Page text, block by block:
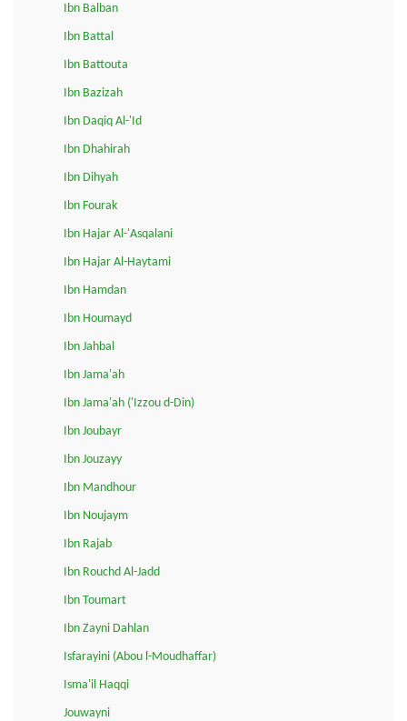
Ibn Balban
Ibn Battal
Ibn Battouta
Ibn Bazizah
Ibn Daqiq Al-'Id
Ibn Dhahirah
Ibn Dihyah
Ibn Fourak
Ibn Hajar Al-'Asqalani
Ibn Hajar Al-Haytami
Ibn Hamdan
Ibn Houmayd
Ibn Jahbal
Ibn Jama'ah
Ibn Jama'ah ('Izzou d-Din)
Ibn Joubayr
Ibn Jouzayy
Ibn Mandhour
Ibn Noujaym
Ibn Rajab
Ibn Rouchd Al-Jadd
Ibn Toumart
Ibn Zayni Dahlan
Isfarayini (Abou l-Moudhaffar)
Isma'il Haqqi
Jouwayni